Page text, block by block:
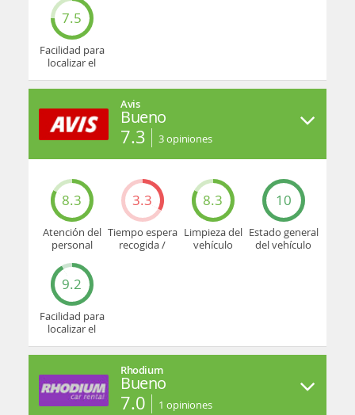
7.5
Facilidad para
localizar el
oficina
Avis
Bueno
7.3 3opiniones
8.3
Atención del
personal
3.3
Tiempo espera
recogida /
8.3
Limpieza del
vehículo
10
Estado general
del vehículo
9.2
Facilidad para
localizar el
oficina
Rhodium
Bueno
7.0 1 opiniones